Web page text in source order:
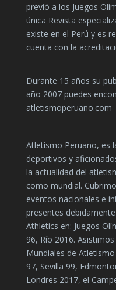
previó a los Juegos
única Revista
existe en el Perú y es
cuenta con la
Durante 15 años su
año 2007 puedes
atletismoperuano.com
Atletismo Peruano, es
deportivos y
la actualidad del
como mundial.
eventos nacionales e
presentes
Athletics en: Juegos
96, Río 2016.
Mundiales de
97, Sevilla 99,
Londres 2017, el